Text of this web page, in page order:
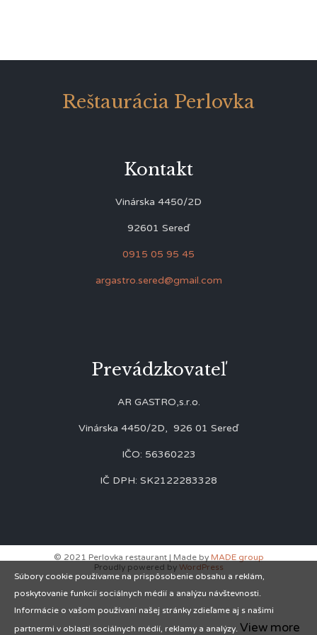
Reštaurácia Perlovka
Kontakt
Vinárska 4450/2D
92601 Sereď
0915 05 95 45
argastro.sered@gmail.com
Prevádzkovateľ
AR GASTRO,s.r.o.
Vinárska 4450/2D, 926 01 Sereď
IČO: 56360223
IČ DPH: SK2122283328
© 2021 Perlovka restaurant | Made by MADE group
Proudly powered by WordPress
Súbory cookie používame na prispôsobenie obsahu a reklám,
poskytovanie funkcií sociálnych médií a analýzu návštevnosti.
Informácie o vašom používaní našej stránky zdieľame aj s našimi
partnermi v oblasti sociálnych médií, reklamy a analýzy. View more